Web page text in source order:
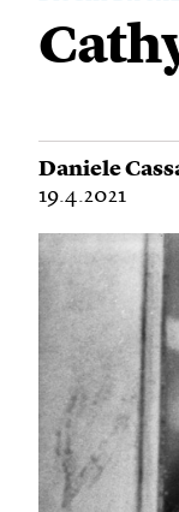
Daniele
19.4.2021